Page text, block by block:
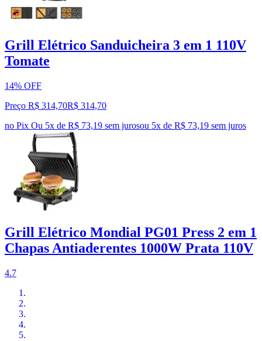
Grill Elétrico Sanduicheira 3 em 1 110V
Tomate
14% OFF
Preço R$ 314,70R$ 314,70
no Pix Ou 5x de R$ 73,19 sem jurosou 5x de R$ 73,19 sem juros
Grill Elétrico Mondial PG01 Press 2 em 1
Chapas Antiaderentes 1000W Prata 110V
4.7